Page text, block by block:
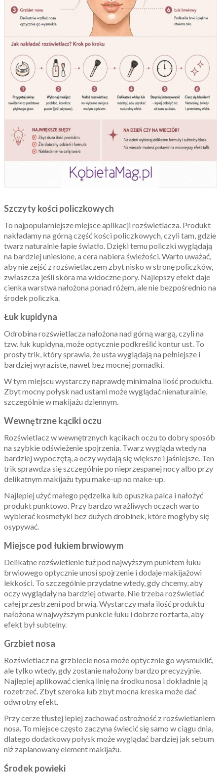
Szczyty kości policzkowych
To najpopularniejsze miejsce aplikacji rozświetlacza. Produkt
nakładamy na górną część kości policzkowych, czyli tam, gdzie
twarz naturalnie łapie światło. Dzięki temu policzki wyglądają
na bardziej uniesione, a cera nabiera świeżości. Warto uważać,
aby nie zejść z rozświetlaczem zbyt nisko w stronę policzków,
zwłaszcza jeśli skóra ma widoczne pory. Najlepszy efekt daje
cienka warstwa nałożona ponad różem, ale nie bezpośrednio na
środek policzka.
Łuk kupidyna
Odrobina rozświetlacza nałożona nad górną wargą, czyli na
tzw. łuk kupidyna, może optycznie podkreślić kontur ust. To
prosty trik, który sprawia, że usta wyglądają na pełniejsze i
bardziej wyraziste, nawet bez mocnej pomadki.
W tym miejscu wystarczy naprawdę minimalna ilość produktu.
Zbyt mocny połysk nad ustami może wyglądać nienaturalnie,
szczególnie w makijażu dziennym.
Wewnętrzne kąciki oczu
Rozświetlacz w wewnętrznych kącikach oczu to dobry sposób
na szybkie odświeżenie spojrzenia. Twarz wygląda wtedy na
bardziej wypoczętą, a oczy wydają się większe i jaśniejsze. Ten
trik sprawdza się szczególnie po nieprzespanej nocy albo przy
delikatnym makijażu typu make-up no make-up.
Najlepiej użyć małego pędzelka lub opuszka palca i nałożyć
produkt punktowo. Przy bardzo wrażliwych oczach warto
wybierać kosmetyki bez dużych drobinek, które mogłyby się
osypywać.
Miejsce pod łukiem brwiowym
Delikatne rozświetlenie tuż pod najwyższym punktem łuku
brwiowego optycznie unosi spojrzenie i dodaje makijażowi
lekkości. To szczególnie przydatne wtedy, gdy chcemy, aby
oczy wyglądały na bardziej otwarte. Nie trzeba rozświetlać
całej przestrzeni pod brwią. Wystarczy mała ilość produktu
nałożona w najwyższym punkcie łuku i dobrze roztarta, aby
efekt był subtelny.
Grzbiet nosa
Rozświetlacz na grzbiecie nosa może optycznie go wysmuklić,
ale tylko wtedy, gdy zostanie nałożony bardzo precyzyjnie.
Najlepiej aplikować cienką linię na środku nosa i dokładnie ją
rozetrzeć. Zbyt szeroka lub zbyt mocna kreska może dać
odwrotny efekt.
Przy cerze tłustej lepiej zachować ostrożność z rozświetlaniem
nosa. To miejsce często zaczyna świecić się samo w ciągu dnia,
dlatego dodatkowy połysk może wyglądać bardziej jak sebum
niż zaplanowany element makijażu.
Środek powieki